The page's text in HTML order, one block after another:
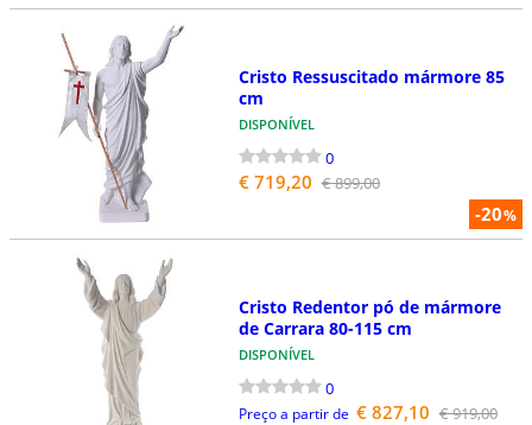
-20%
Cristo Ressuscitado mármore 85
cm
DISPONÍVEL
0
€ 719,20 € 899,00
Cristo Redentor pó de mármore
de Carrara 80-115 cm
DISPONÍVEL
0
Preço a partir de € 827,10 € 919,00